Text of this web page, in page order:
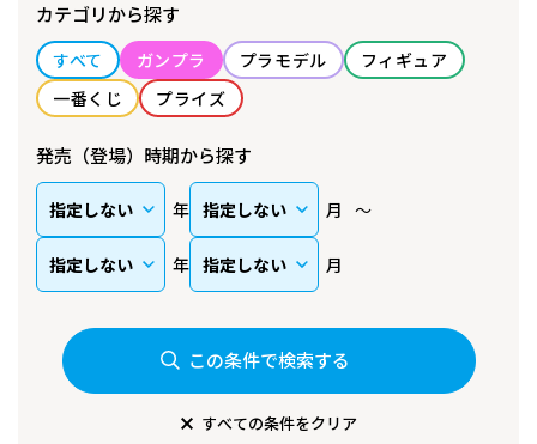
カテゴリから探す
すべて ガンプラ プラモデル
フィギュア
一番くじ
プライズ
発売（登場）時期から探す
年 月
年 月
この条件で検索する
すべての条件をクリア